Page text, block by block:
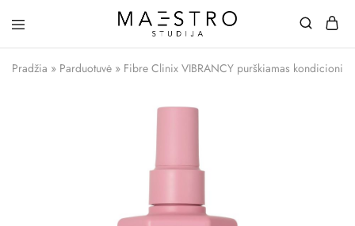
Studija
Pradžia » Parduotuvė » Fibre Clinix VIBRANCY purškiamas